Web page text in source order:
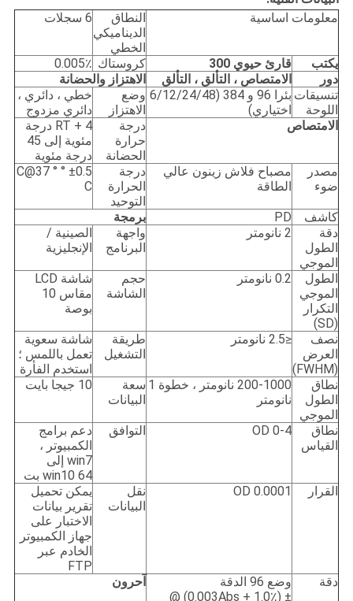
معلومات اساسية
النطاق
الديناميكي
الخطي
6 سجلات
يكتب قارئ حيوي 300 كروستاك 0.005٪
دور
الامتصاص ، التألق ، التألق
الاهتزاز والحضانة
تنسيقات
اللوحة
بئرا 96 و 384 (6/12/24/48
اختياري)
وضع
الاهتزاز
خطي ، دائري ،
دائري مزدوج
الامتصاص
درجة
حرارة
الحضانة
RT + 4 درجة
مئوية إلى 45
درجة مئوية
مصدر
ضوء
مصباح فلاش زينون عالي
الطاقة
درجة
الحرارة
التوحيد
±0.5 ° C@37 °
C
كاشف PD
برمجة
دقة
الطول
الموجي
2 نانومتر
واجهة
البرنامج
الصينية /
الإنجليزية
الطول
الموجي
التكرار
(SD)
0.2 نانومتر
حجم
الشاشة
شاشة LCD
مقاس 10
بوصة
نصف
العرض
(FWHM)
≤2.5 نانومتر
طريقة
التشغيل
شاشة سعوية
تعمل باللمس ؛
استخدم الفأرة
نطاق
الطول
الموجي
200-1000 نانومتر ، خطوة 1
نانومتر
سعة
البيانات
10 جيجا بايت
نطاق
القياس
0-4 OD التوافق
دعم برامج
الكمبيوتر ،
win7 إلى
win10 64 بت
القرار
0.0001 OD
نقل
البيانات
يمكن تحميل
تقرير بيانات
الاختبار على
جهاز الكمبيوتر
الخادم عبر
FTP
دقة
وضع 96 الدقة
± (1.0٪ + 0.003Abs) @
آحرون